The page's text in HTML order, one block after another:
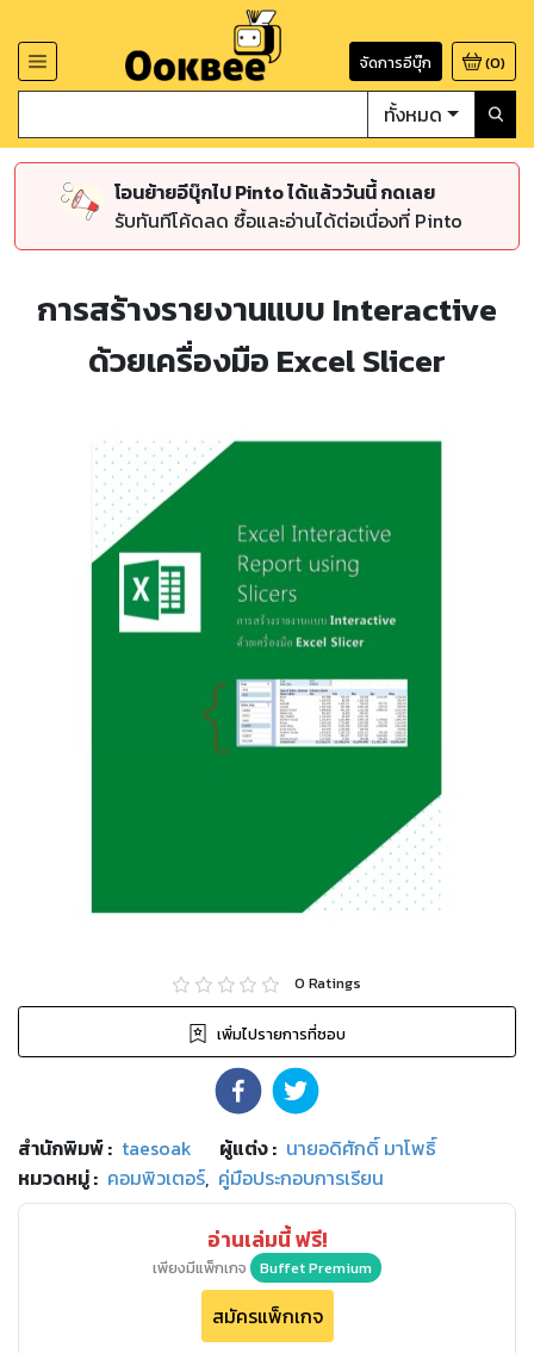
จัดการอีบุ๊ก (0)
ทั้งหมด
โอนย้ายอีบุ๊กไป Pinto ได้แล้ววันนี้ กดเลย
รับทันทีโค้ดลด ซื้อและอ่านได้ต่อเนื่องที่ Pinto
การสร้างรายงานแบบ Interactive
ด้วยเครื่องมือ Excel Slicer
0 Ratings
เพิ่มไปรายการที่ชอบ
สำนักพิมพ์: taesoak ผู้แต่ง : นายอดิศักดิ์ มาโพธิ์
หมวดหมู่: คอมพิวเตอร์, คู่มือประกอบการเรียน
อ่านเล่มนี้ ฟรี!
เพียงมีแพ็กเกจ Buffet Premium
สมัครแพ็กเกจ